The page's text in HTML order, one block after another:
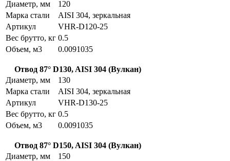
Диаметр, мм
120
Марка стали
AISI 304, зеркальная
Артикул
VHR-D120-25
Вес брутто, кг 0.5
Объем, м3
0.0091035
Отвод 87° D130, AISI 304 (Вулкан)
Диаметр, мм
130
Марка стали
AISI 304, зеркальная
Артикул
VHR-D130-25
Вес брутто, кг 0.5
Объем, м3
0.0091035
Отвод 87° D150, AISI 304 (Вулкан)
Диаметр, мм
150